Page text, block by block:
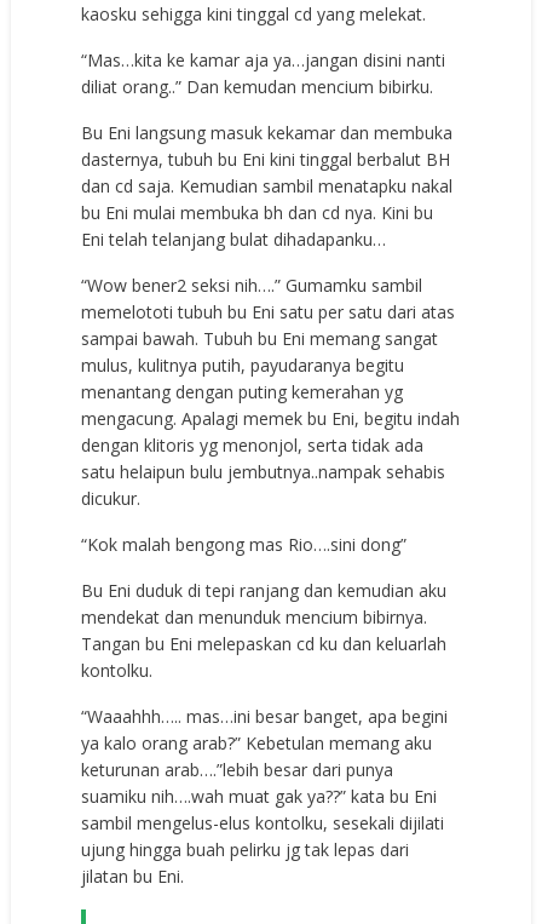
kaosku sehigga kini tinggal cd yang melekat.
“Mas…kita ke kamar aja ya…jangan disini nanti
diliat orang..” Dan kemudan mencium bibirku.
Bu Eni langsung masuk kekamar dan membuka
dasternya, tubuh bu Eni kini tinggal berbalut BH
dan cd saja. Kemudian sambil menatapku nakal
bu Eni mulai membuka bh dan cd nya. Kini bu
Eni telah telanjang bulat dihadapanku…
“Wow bener2 seksi nih….” Gumamku sambil
memelototi tubuh bu Eni satu per satu dari atas
sampai bawah. Tubuh bu Eni memang sangat
mulus, kulitnya putih, payudaranya begitu
menantang dengan puting kemerahan yg
mengacung. Apalagi memek bu Eni, begitu indah
dengan klitoris yg menonjol, serta tidak ada
satu helaipun bulu jembutnya..nampak sehabis
dicukur.
“Kok malah bengong mas Rio….sini dong”
Bu Eni duduk di tepi ranjang dan kemudian aku
mendekat dan menunduk mencium bibirnya.
Tangan bu Eni melepaskan cd ku dan keluarlah
kontolku.
“Waaahhh….. mas…ini besar banget, apa begini
ya kalo orang arab?” Kebetulan memang aku
keturunan arab….”lebih besar dari punya
suamiku nih….wah muat gak ya??” kata bu Eni
sambil mengelus-elus kontolku, sesekali dijilati
ujung hingga buah pelirku jg tak lepas dari
jilatan bu Eni.